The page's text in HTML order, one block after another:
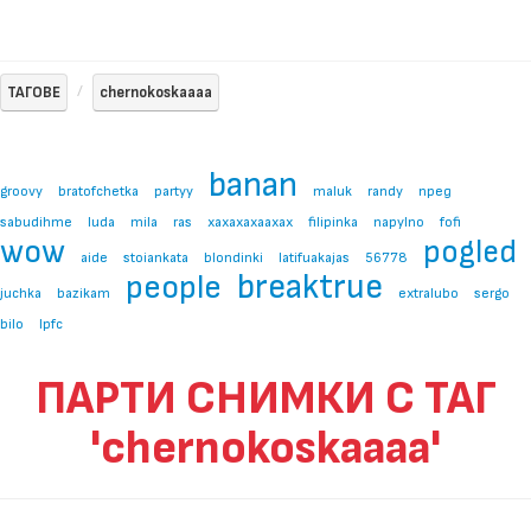
ТАГОВЕ chernokoskaaaa
groovy bratofchetka partyy banan maluk randy
пред
sabudihme
luda mila ras xaxaxaxaaxax filipinka napylno fofi
wow aide stoiankata blondinki latifuakajas 56778 pogled
juchka bazikam people breaktrue extralubo
sergo
bilo
lpfc
ПАРТИ СНИМКИ С ТАГ
'chernokoskaaaa'